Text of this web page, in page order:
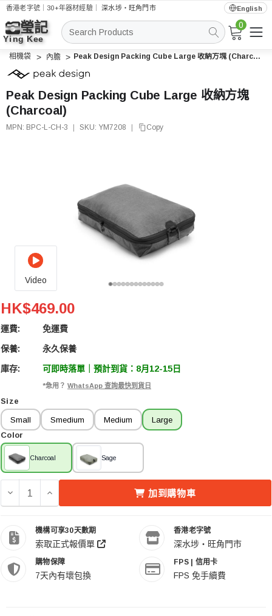
香港老字號｜30+年器材經驗｜深水埗・旺角門市 English
搜
0
相機袋 內膽 Peak Design Packing Cube Large 收納方塊 (Charcoal)
Peak Design Packing Cube Large 收納方塊
(Charcoal)
MPN: BPC-L-CH-3 SKU: YM7208 Copy
Video
Peak Design Packing Cube Large 收納方塊
HK$469.00
運費: 免運費
保養: 永久保養
庫存: 可即時落單｜預計到貨：8月12-15日
*急用？ WhatsApp 查詢最快到貨日
Size
Small Smedium Medium
Large
Color
Charcoal Sage
減少 PEAK DESIGN PACKING CUBE LARGE 收納方塊
增加 PEAK DESIGN PACKING CUBE LARGE 收
加到購物車
機構可享30天數期
索取正式報價單
香港老字號
深水埗・旺角門市
購物保障
7天內有壞包換
FPS | 信用卡
FPS 免手續費